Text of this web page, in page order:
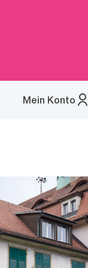
Mein Konto
Menü